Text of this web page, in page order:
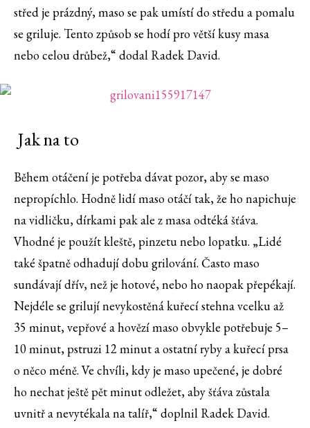
střed je prázdný, maso se pak umístí do středu a pomalu
se griluje. Tento způsob se hodí pro větší kusy masa
nebo celou drůbež,“ dodal Radek David.
Jak na to
Během otáčení je potřeba dávat pozor, aby se maso
nepropíchlo. Hodně lidí maso otáčí tak, že ho napichuje
na vidličku, dírkami pak ale z masa odtéká šťáva.
Vhodné je použít kleště, pinzetu nebo lopatku. „Lidé
také špatně odhadují dobu grilování. Často maso
sundávají dřív, než je hotové, nebo ho naopak přepékají.
Nejdéle se grilují nevykostěná kuřecí stehna vcelku až
35 minut, vepřové a hovězí maso obvykle potřebuje 5–
10 minut, pstruzi 12 minut a ostatní ryby a kuřecí prsa
o něco méně. Ve chvíli, kdy je maso upečené, je dobré
ho nechat ještě pět minut odležet, aby šťáva zůstala
uvnitř a nevytékala na talíř,“ doplnil Radek David.